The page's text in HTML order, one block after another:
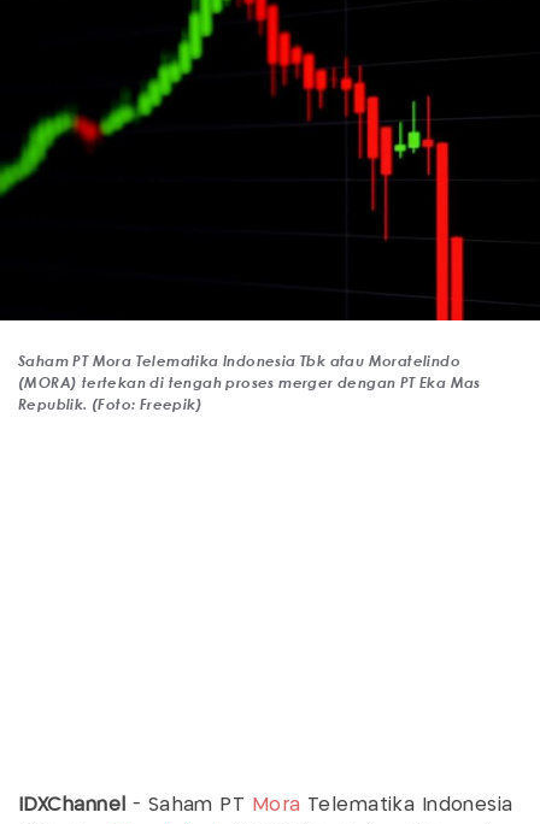
Saham PT Mora Telematika Indonesia Tbk atau Moratelindo
(MORA) tertekan di tengah proses merger dengan PT Eka Mas
Republik. (Foto: Freepik)
IDXChannel - Saham PT Mora Telematika Indonesia